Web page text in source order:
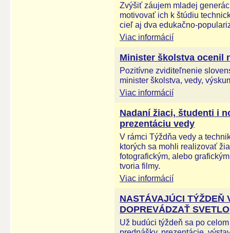
Zvýšiť záujem mladej
motivovať ich k štúdiu
cieľ aj dva edukačno-
Viac informácií
Minister školstva ocenil
Pozitívne zviditeľnenie
minister školstva, vedy,
Viac informácií
Nadaní žiaci, študenti i
prezentáciu vedy
V rámci Týždňa vedy a
ktorých sa mohli realizovať
fotografickým, alebo
tvoria filmy.
Viac informácií
NASTÁVAJÚCI TÝŽDEŇ
DOPREVÁDZAŤ SVETLO
Už budúci týždeň sa po